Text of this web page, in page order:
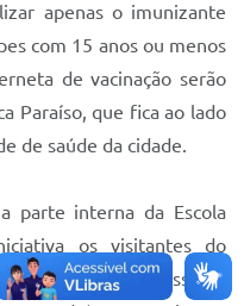
apenas o imunizante
com 15 anos ou menos
de vacinação serão
Paraíso, que fica ao lado
de saúde da cidade.
parte interna da Escola
os visitantes do
alunos e professores